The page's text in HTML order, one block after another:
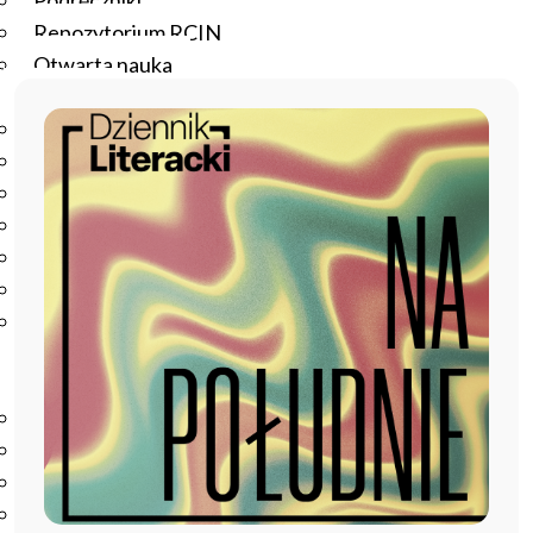
Repozytorium RCIN
Otwarta nauka
Studia podyplomowe
Szkolenia
Szkoła Doktorska Anthropos
Erasmus
Olimpiada Literatury i Języka Polskiego
Olimpiada Literatury i Języka Polskiego dla Szkół
Podstawowych
Biblioteka
O bibliotece
Godziny otwarcia
Katalog
Nowości